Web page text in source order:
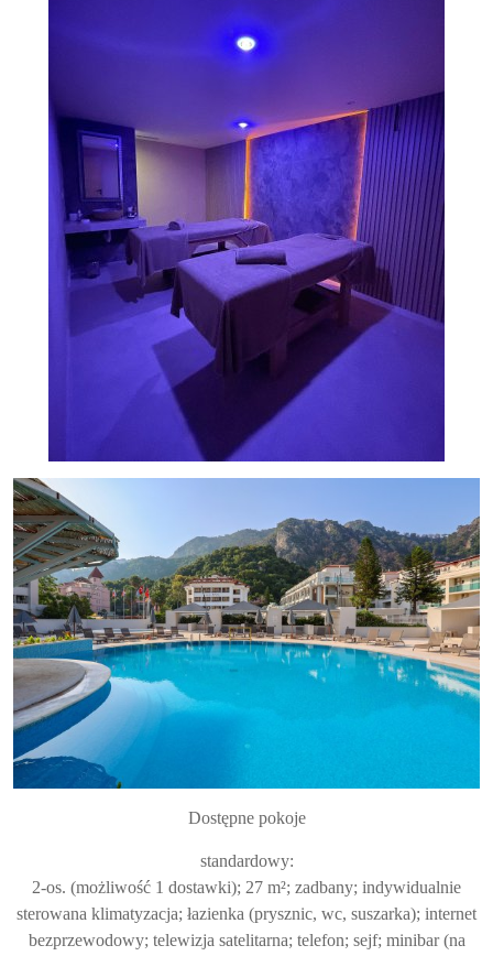
Dostępne pokoje
standardowy:
2-os. (możliwość 1 dostawki); 27 m²; zadbany; indywidualnie
sterowana klimatyzacja; łazienka (prysznic, wc, suszarka); internet
bezprzewodowy; telewizja satelitarna; telefon; sejf; minibar (na